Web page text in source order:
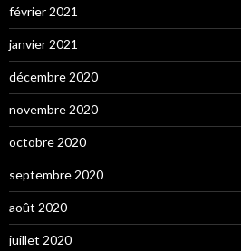
février 2021
janvier 2021
décembre 2020
novembre 2020
octobre 2020
septembre 2020
août 2020
juillet 2020